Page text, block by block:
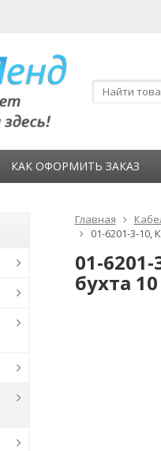
КАК ОФОРМИТЬ ЗАКАЗ
Главная
01-6201-3-10,
01-
бухта